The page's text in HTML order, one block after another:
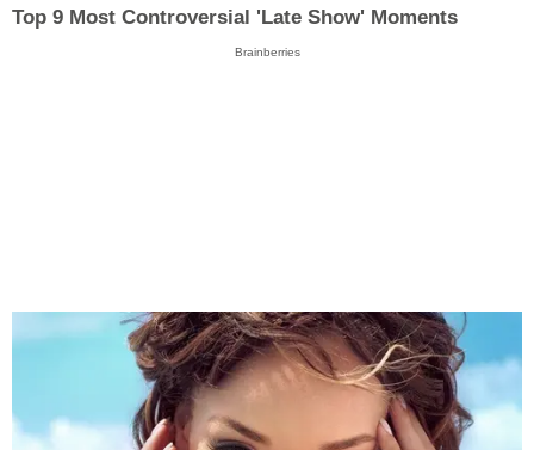
Top 9 Most Controversial 'Late Show' Moments
Brainberries